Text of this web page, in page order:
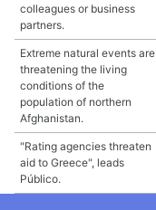
colleagues or business
partners.
Extreme natural events are
threatening the living
conditions of the
population of northern
Afghanistan.
"Rating agencies threaten
aid to Greece", leads
Público.